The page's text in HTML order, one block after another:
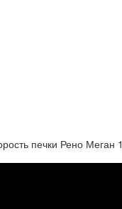
печки Рено Меган 1